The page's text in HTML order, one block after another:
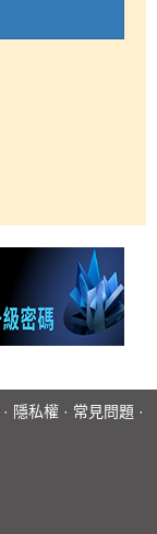
· 隱私權 · 常見問題 ·